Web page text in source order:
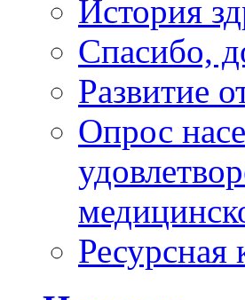
История
Спасибо,
Развитие
Опрос
Ресурсная